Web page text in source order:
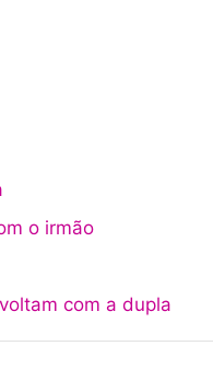
o irmão
com a dupla